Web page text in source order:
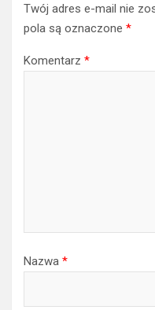
Twój adres e-mail nie
pola są oznaczone *
Komentarz *
Nazwa *